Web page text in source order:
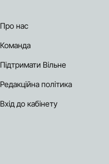
Про нас
Команда
Підтримати Вільне
Редакційна політика
Вхід до кабінету